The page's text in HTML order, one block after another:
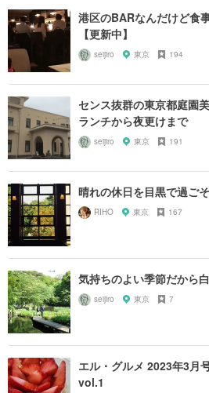
港区のBARなんだけど食
【更新中】
seijiro 東京 194
センス抜群の東京都庭園
ランチから夜更けまで
seijiro 東京 191
晴れの休日を目黒で過ご
RIHO 東京 167
気持ちのよい季節だから
seijiro 東京 7
エル・グルメ 2023年3月
vol.1